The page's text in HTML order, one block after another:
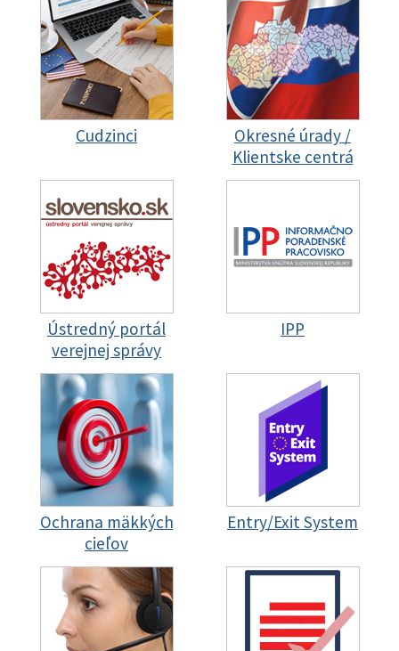
Cudzinci
Okresné úrady /
Klientske centrá
Ústredný portál
verejnej správy
IPP
Ochrana mäkkých
cieľov
Entry/Exit System